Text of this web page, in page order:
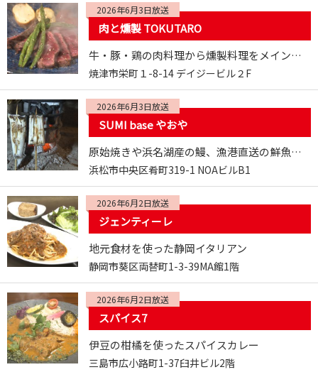
2026年6月3日放送
肉と燻製 TOKUTARO
牛・豚・鶏の肉料理から燻製料理をメインとした居酒屋さん
焼津市栄町１-8-14 デイジービル２F
2026年6月3日放送
SUMI base やおや
原始焼きや浜名湖産の鰻、漁港直送の鮮魚が自慢の居酒屋さん
浜松市中央区肴町319-1 NOAビルB1
2026年6月2日放送
ジェンティーレ
地元食材を使った静岡イタリアン
静岡市葵区両替町1-3-39MA館1階
2026年6月2日放送
スパイス7
伊豆の柑橘を使ったスパイスカレー
三島市広小路町1-37臼井ビル2階